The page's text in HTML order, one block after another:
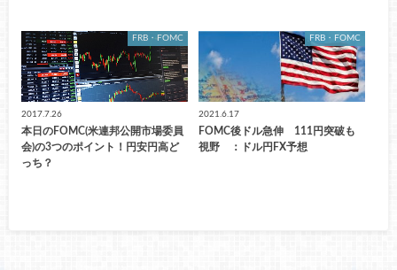
FRB・FOMC
2017.7.26
本日のFOMC(米連邦公開市場委員
会)の3つのポイント！円安円高ど
っち？
FRB・FOMC
2021.6.17
FOMC後ドル急伸 111円突破も
視野 ：ドル円FX予想